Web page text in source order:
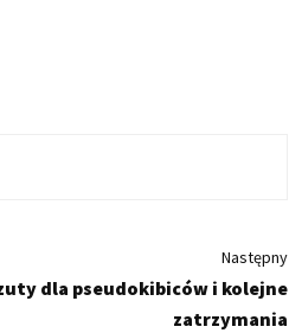
Następny
dla pseudokibiców i kolejne
zatrzymania